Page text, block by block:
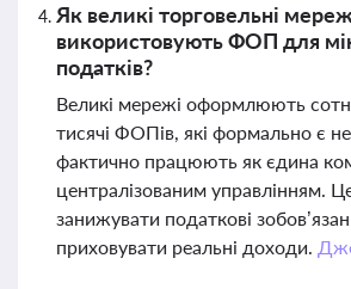
Як великі торговельні
використовують ФОП для
податків?
Великі мережі оформлюють
тисячі ФОПів, які формально є
фактично працюють як єдина
централізованим управлінням.
занижувати податкові
приховувати реальні доходи.